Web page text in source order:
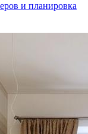
и планировка